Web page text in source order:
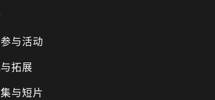
与活动
拓展
与短片